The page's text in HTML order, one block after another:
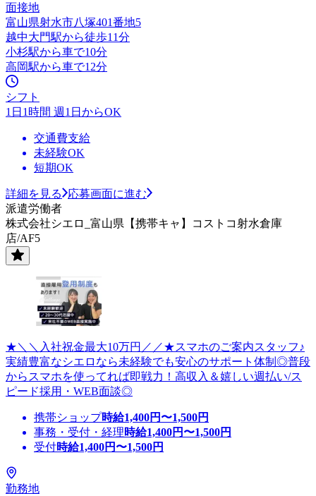
面接地
富山県射水市八塚401番地5
越中大門駅から徒歩11分
小杉駅から車で10分
高岡駅から車で12分
シフト
1日1時間 週1日からOK
交通費支給
未経験OK
短期OK
詳細を見る
応募画面に進む
派遣労働者
株式会社シエロ_富山県【携帯キャ】コストコ射水倉庫
店/AF5
★＼＼入社祝金最大10万円／／★スマホのご案内スタッフ♪
実績豊富なシエロなら未経験でも安心のサポート体制◎普段
からスマホを使ってれば即戦力！高収入＆嬉しい週払い/ス
ピード採用・WEB面談◎
携帯ショップ時給1,400円〜1,500円
事務・受付・経理時給1,400円〜1,500円
受付時給1,400円〜1,500円
勤務地